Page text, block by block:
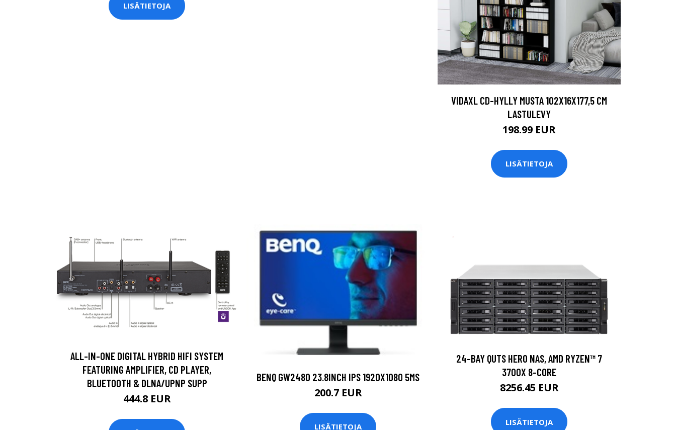
LISÄTIETOJA
VIDAXL CD-HYLLY MUSTA 102X16X177,5 CM
LASTULEVY
198.99 EUR
LISÄTIETOJA
ALL-IN-ONE DIGITAL HYBRID HIFI SYSTEM
FEATURING AMPLIFIER, CD PLAYER,
BLUETOOTH & DLNA/UPNP SUPP
444.8 EUR
BENQ GW2480 23.8INCH IPS 1920X1080 5MS
200.7 EUR
LISÄTIETOJA
24-BAY QUTS HERO NAS, AMD RYZEN™ 7
3700X 8-CORE
8256.45 EUR
LISÄTIETOJA